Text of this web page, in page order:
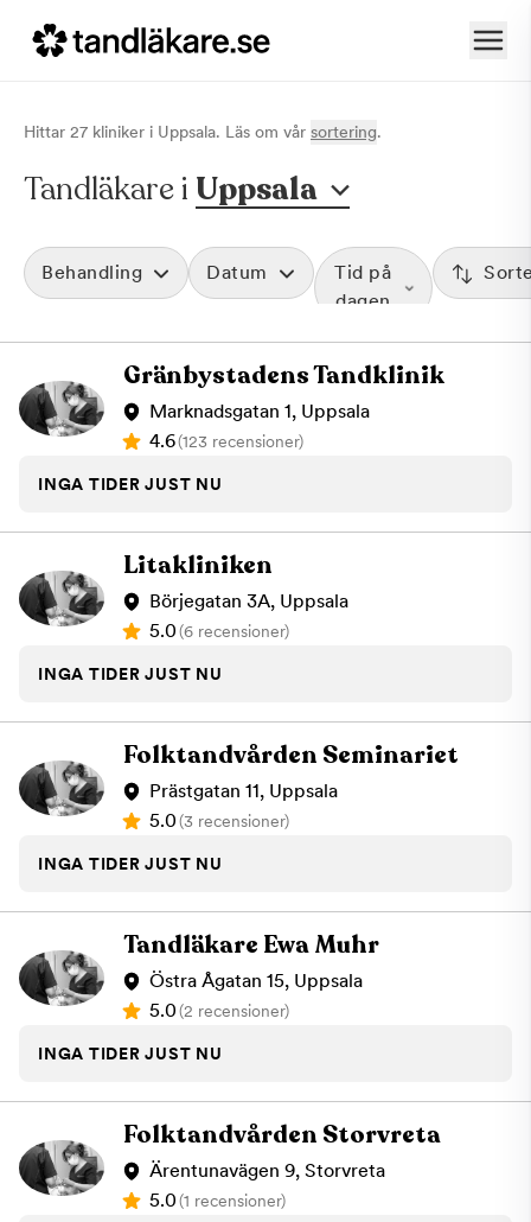
Hittar 27 kliniker i Uppsala. Läs om vår sortering.
Tandläkare i Uppsala
Behandling Datum
Tid på
dagen
Gränbystadens Tandklinik
Marknadsgatan 1, Uppsala
4.6(123 recensioner)
INGA TIDER JUST NU
Litakliniken
Börjegatan 3A, Uppsala
5.0(6 recensioner)
INGA TIDER JUST NU
Folktandvården Seminariet
Prästgatan 11, Uppsala
5.0(3 recensioner)
INGA TIDER JUST NU
Tandläkare Ewa Muhr
Östra Ågatan 15, Uppsala
5.0(2 recensioner)
INGA TIDER JUST NU
Folktandvården Storvreta
Ärentunavägen 9, Storvreta
5.0(1 recensioner)